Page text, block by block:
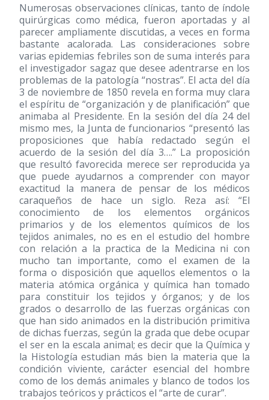
Numerosas observaciones clínicas, tanto de índole
quirúrgicas como médica, fueron aportadas y al
parecer ampliamente discutidas, a veces en forma
bastante acalorada. Las consideraciones sobre
varias epidemias febriles son de suma interés para
el investigador sagaz que desee adentrarse en los
problemas de la patología “nostras”. El acta del día
3 de noviembre de 1850 revela en forma muy clara
el espíritu de “organización y de planificación” que
animaba al Presidente. En la sesión del día 24 del
mismo mes, la Junta de funcionarios “presentó las
proposiciones que había redactado según el
acuerdo de la sesión del día 3….” La proposición
que resultó favorecida merece ser reproducida ya
que puede ayudarnos a comprender con mayor
exactitud la manera de pensar de los médicos
caraqueños de hace un siglo. Reza así: “El
conocimiento de los elementos orgánicos
primarios y de los elementos químicos de los
tejidos animales, no es en el estudio del hombre
con relación a la practica de la Medicina ni con
mucho tan importante, como el examen de la
forma o disposición que aquellos elementos o la
materia atómica orgánica y química han tomado
para constituir los tejidos y órganos; y de los
grados o desarrollo de las fuerzas orgánicas con
que han sido animados en la distribución primitiva
de dichas fuerzas, según la grada que debe ocupar
el ser en la escala animal; es decir que la Química y
la Histología estudian más bien la materia que la
condición viviente, carácter esencial del hombre
como de los demás animales y blanco de todos los
trabajos teóricos y prácticos el “arte de curar”.